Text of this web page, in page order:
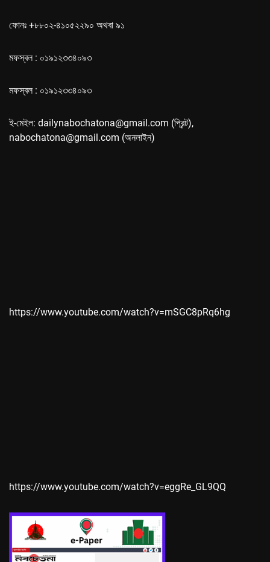
ফোনঃ +৮৮০২-৪১০৫২২৯০ অথবা ৯১
মফস্বল : ০১৯১২৩৩৪০৯৩
মফস্বল : ০১৯১২৩৩৪০৯৩
ই-মেইল: dailynabochatona@gmail.com (প্রিন্ট),
nabochatona@gmail.com (অনলাইন)
https://www.youtube.com/watch?v=mSGC8pRq6hg
https://www.youtube.com/watch?v=eggRe_GL9QQ